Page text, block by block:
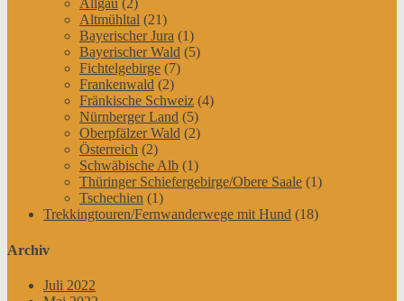
Allgäu (2)
Altmühltal (21)
Bayerischer Jura (1)
Bayerischer Wald (5)
Fichtelgebirge (7)
Frankenwald (2)
Fränkische Schweiz (4)
Nürnberger Land (5)
Oberpfälzer Wald (2)
Österreich (2)
Schwäbische Alb (1)
Thüringer Schiefergebirge/Obere Saale (1)
Tschechien (1)
Trekkingtouren/Fernwanderwege mit Hund (18)
Archiv
Juli 2022